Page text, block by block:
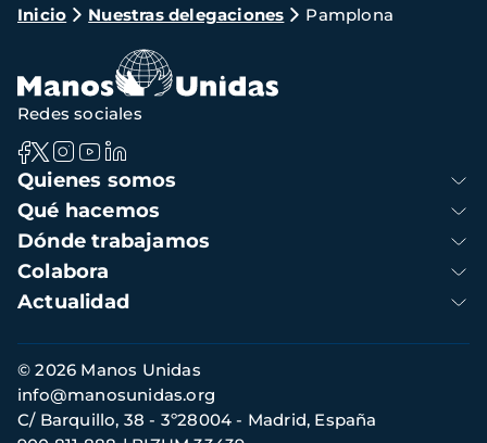
Ruta
navegación
Inicio Nuestras delegaciones Pamplona
Navegación
principal
Quienes somos
Qué hacemos
Dónde trabajamos
Colabora
Actualidad
Redes sociales
Información
de
contacto
© 2026 Manos Unidas
C/ Barquillo, 38 - 3º28004 - Madrid, España
info@manosunidas.org